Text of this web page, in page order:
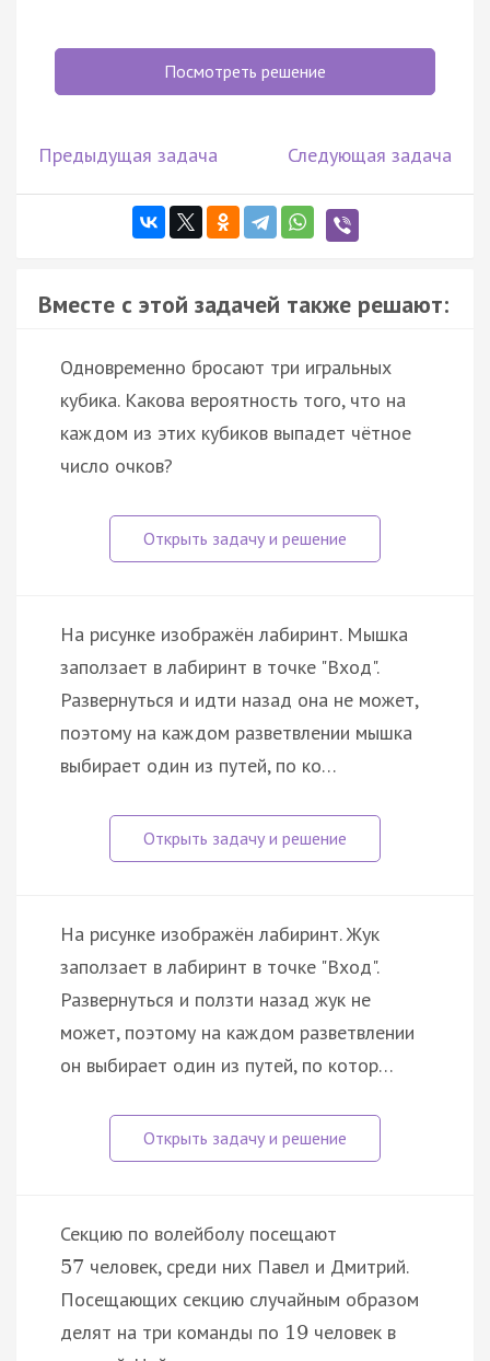
Посмотреть решение
Предыдущая задача Следующая задача
Вместе с этой задачей также решают:
Одновременно бросают три игральных
кубика. Какова вероятность того, что на
каждом из этих кубиков выпадет чётное
число очков?
На рисунке изображён лабиринт. Мышка
заползает в лабиринт в точке "Вход".
Развернуться и идти назад она не может,
поэтому на каждом разветвлении мышка
выбирает один из путей, по ко…
На рисунке изображён лабиринт. Жук
заползает в лабиринт в точке "Вход".
Развернуться и ползти назад жук не
может, поэтому на каждом разветвлении
он выбирает один из путей, по котор…
Секцию по волейболу посещают
57 человек, среди них Павел и Дмитрий.
Посещающих секцию случайным образом
делят на три команды по 19 человек в